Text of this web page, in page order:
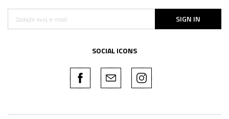
SIGN IN
SOCIAL ICONS